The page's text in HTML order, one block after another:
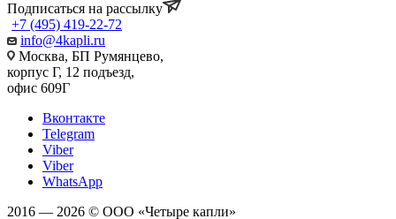
Подписаться на рассылку
+7 (495) 419-22-72
info@4kapli.ru
Москва, БП Румянцево,
корпус Г, 12 подъезд,
офис 609Г
Вконтакте
Telegram
Viber
Viber
WhatsApp
2016 — 2026 © ООО «Четыре капли»